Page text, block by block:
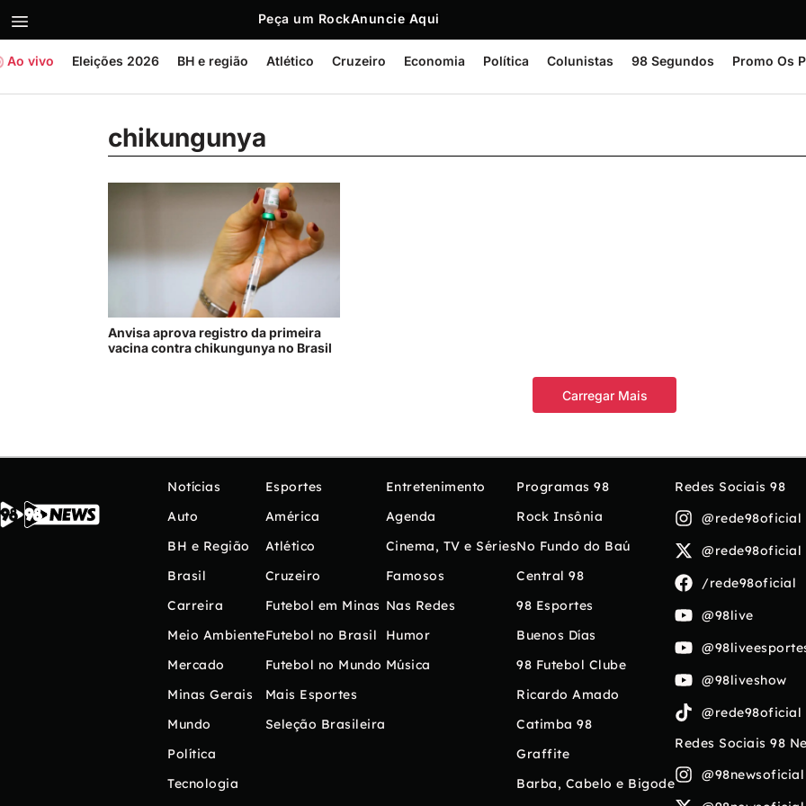
Peça um RockAnuncie Aqui
Ao vivo Eleições 2026 BH e região Atlético Cruzeiro Economia Política Colunistas 98 Segundos Promo Os
chikungunya
Anvisa aprova registro da primeira
vacina contra chikungunya no Brasil
Carregar Mais
Notícias
Auto
BH e Região
Brasil
Carreira
Meio Ambiente
Mercado
Minas Gerais
Mundo
Política
Tecnologia
Esportes
América
Atlético
Cruzeiro
Futebol em Minas
Futebol no Brasil
Futebol no Mundo
Mais Esportes
Seleção Brasileira
Entretenimento
Agenda
Cinema, TV e Séries
Famosos
Nas Redes
Humor
Música
Programas 98
Rock Insônia
No Fundo do Baú
Central 98
98 Esportes
Buenos Días
98 Futebol Clube
Ricardo Amado
Catimba 98
Graffite
Barba, Cabelo e Bigode
Redes Sociais 98
@rede98oficial
@rede98oficial
/rede98oficial
@98live
@98liveshow
@rede98oficial
Redes Sociais 98
@98newsoficial